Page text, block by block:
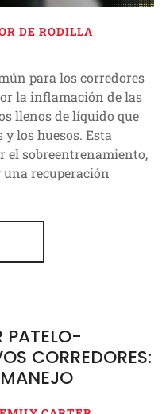
DE RODILLA
para los corredores
la inflamación de las
llenos de líquido que
los huesos. Esta
el sobreentrenamiento,
recuperación
PATELO-
CORREDORES: